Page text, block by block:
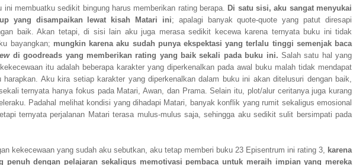
ini membuatku sedikit bingung harus memberikan rating berapa. Di satu sisi, aku sangat menyukai
yang disampaikan lewat kisah Matari ini; apalagi banyak quote-quote yang patut diresapi
baik. Akan tetapi, di sisi lain aku juga merasa sedikit kecewa karena ternyata buku ini tidak
bayangkan; mungkin karena aku sudah punya ekspektasi yang terlalu tinggi semenjak baca
di goodreads yang memberikan rating yang baik sekali pada buku ini. Salah satu hal yang
itu adalah beberapa karakter yang diperkenalkan pada awal buku malah tidak mendapat
harapkan. Aku kira setiap karakter yang diperkenalkan dalam buku ini akan ditelusuri dengan baik,
ternyata hanya fokus pada Matari, Awan, dan Prama. Selain itu, plot/alur ceritanya juga kurang
Padahal melihat kondisi yang dihadapi Matari, banyak konflik yang rumit sekaligus emosional
ternyata perjalanan Matari terasa mulus-mulus saja, sehingga aku sedikit sulit bersimpati pada
kekecewaan yang sudah aku sebutkan, aku tetap memberi buku 23 Episentrum ini rating 3, karena
penuh dengan pelajaran sekaligus memotivasi pembaca untuk meraih impian yang mereka